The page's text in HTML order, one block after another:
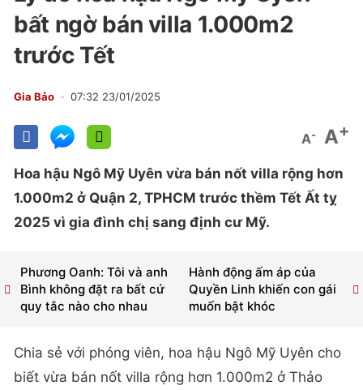
bất ngờ bán villa 1.000m2
trước Tết
Gia Bảo 07:32 23/01/2025
A- A+
Hoa hậu Ngô Mỹ Uyên vừa bán nốt villa rộng hơn
1.000m2 ở Quận 2, TPHCM trước thềm Tết Ất tỵ
2025 vì gia đình chị sang định cư Mỹ.
Hành động ấm áp của
Quyền Linh khiến con gái
muốn bật khóc
Phương Oanh: Tôi và anh
Bình không đặt ra bất cứ
quy tắc nào cho nhau
Chia sẻ với phóng viên, hoa hậu Ngô Mỹ Uyên cho
biết vừa bán nốt villa rộng hơn 1.000m2 ở Thảo